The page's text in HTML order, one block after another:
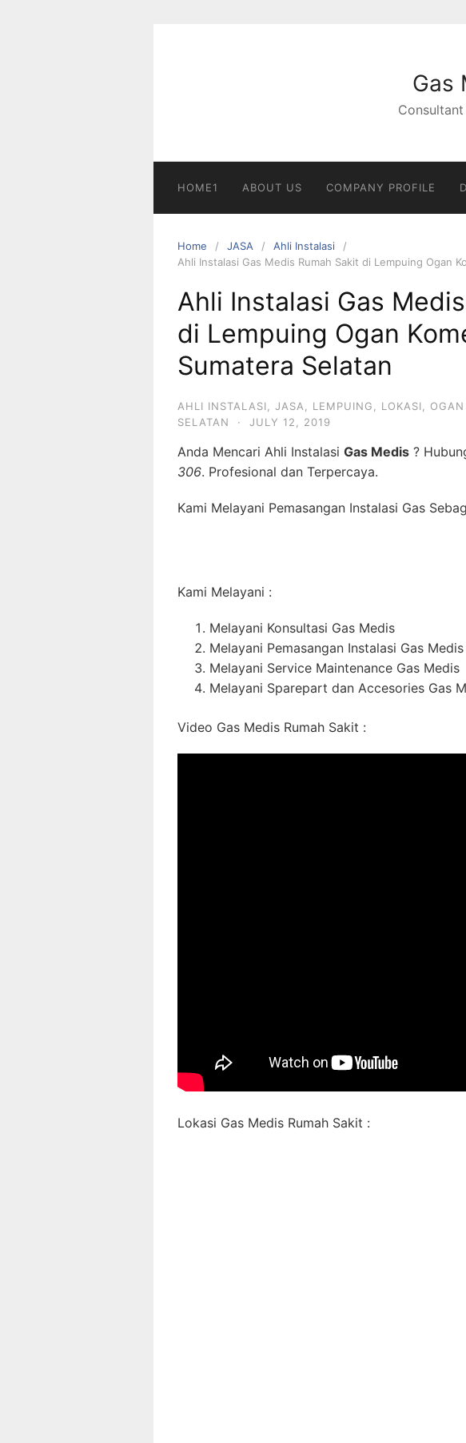
Gas
HOME1 ABOUT US COMPANY PROFILE
Home JASA
Ahli Instalasi
Ahli Instalasi Gas Medis Rumah Sakit di Lempuing Ogan
Ahli Instalasi Gas
di Lempuing Ogan
Sumatera Selatan
AHLI INSTALASI JASA LEMPUING LOKASI
SELATAN
· JULY 12, 2019
Anda Mencari Ahli Instalasi Gas Medis ?
306. Profesional dan Terpercaya.
Kami Melayani Pemasangan Instalasi Gas
Kami Melayani :
Melayani Konsultasi Gas Medis
Melayani Pemasangan Instalasi Gas Medis
Melayani Service Maintenance Gas Medis
Melayani Sparepart dan Accesories Gas
Video Gas Medis Rumah Sakit :
Lokasi Gas Medis Rumah Sakit :